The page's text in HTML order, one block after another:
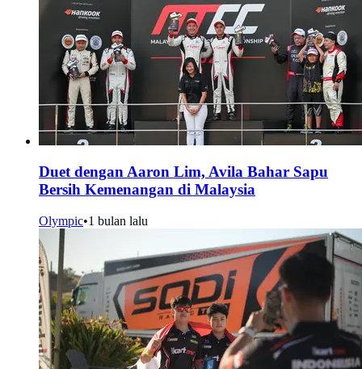
Duet dengan Aaron Lim, Avila Bahar Sapu
Bersih Kemenangan di Malaysia
Olympic•1 bulan lalu